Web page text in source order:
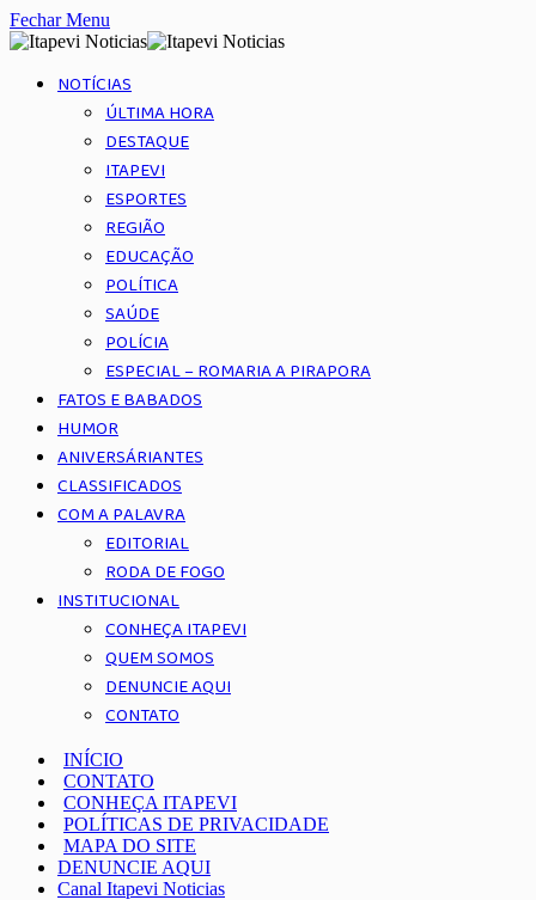
Fechar Menu
NOTÍCIAS
ÚLTIMA HORA
DESTAQUE
ITAPEVI
ESPORTES
REGIÃO
EDUCAÇÃO
POLÍTICA
SAÚDE
POLÍCIA
ESPECIAL – ROMARIA A PIRAPORA
FATOS E BABADOS
HUMOR
ANIVERSÁRIANTES
CLASSIFICADOS
COM A PALAVRA
EDITORIAL
RODA DE FOGO
INSTITUCIONAL
CONHEÇA ITAPEVI
QUEM SOMOS
DENUNCIE AQUI
CONTATO
INÍCIO
CONTATO
CONHEÇA ITAPEVI
POLÍTICAS DE PRIVACIDADE
MAPA DO SITE
DENUNCIE AQUI
Canal Itapevi Noticias